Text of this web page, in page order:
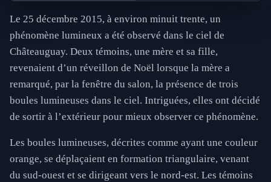
Le 25 décembre 2015, à environ minuit trente, un
phénomène lumineux a été observé dans le ciel de
Châteauguay. Deux témoins, une mère et sa fille,
revenaient d’un réveillon de Noël lorsque la mère a
remarqué, par la fenêtre du salon, la présence de trois
boules lumineuses dans le ciel. Intriguées, elles ont décidé
de sortir à l’extérieur pour mieux observer ce phénomène.
Les boules lumineuses, décrites comme ayant une couleur
orange, se déplaçaient en formation triangulaire, venant
du sud-ouest et se dirigeant vers le nord-est. Les témoins